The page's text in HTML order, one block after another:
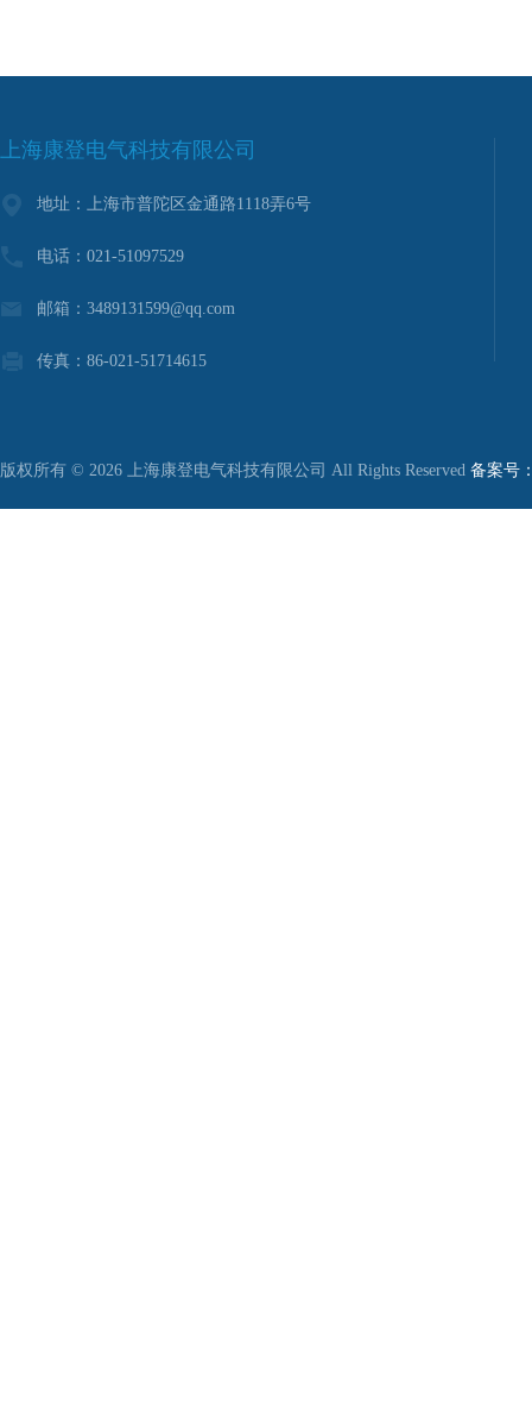
上海康登电气科技有限公司
地址：上海市普陀区金通路1118弄6号
电话：021-51097529
邮箱：3489131599@qq.com
传真：86-021-51714615
版权所有 © 2026 上海康登电气科技有限公司 All Rights Reserved 备案号